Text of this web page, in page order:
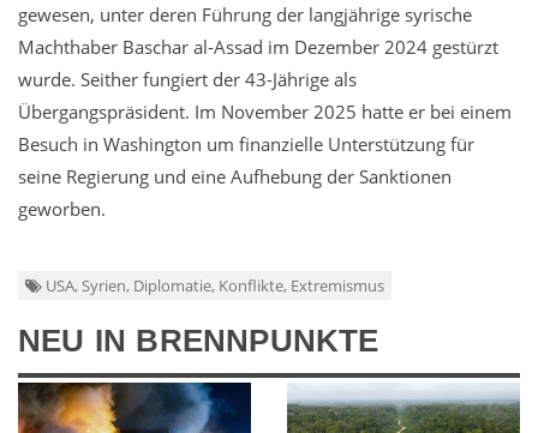
gewesen, unter deren Führung der langjährige syrische
Machthaber Baschar al-Assad im Dezember 2024 gestürzt
wurde. Seither fungiert der 43-Jährige als
Übergangspräsident. Im November 2025 hatte er bei einem
Besuch in Washington um finanzielle Unterstützung für
seine Regierung und eine Aufhebung der Sanktionen
geworben.
USA, Syrien, Diplomatie, Konflikte, Extremismus
NEU IN BRENNPUNKTE